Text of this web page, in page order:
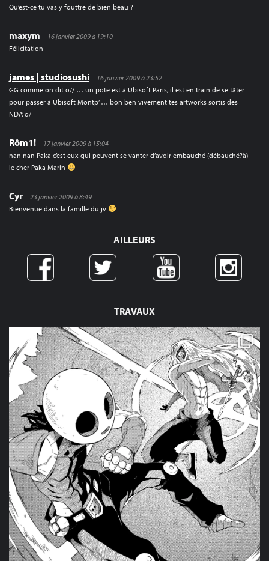
TRAVAUX
Qu’est-ce tu vas y fouttre de bien beau ?
maxym
16 janvier 2009 à 19:10
Félicitation
james | studiosushi
16 janvier 2009 à 23:52
GG comme on dit o// … un pote est à Ubisoft Paris, il est en train de se tâter
pour passer à Ubisoft Montp’ … bon ben vivement tes artworks sortis des
NDA’ o/
Rôm1!
17 janvier 2009 à 15:04
nan nan Paka c’est eux qui peuvent se vanter d’avoir embauché (débauché?à)
le cher Paka Marin
Cyr
23 janvier 2009 à 8:49
Bienvenue dans la famille du jv
AILLEURS